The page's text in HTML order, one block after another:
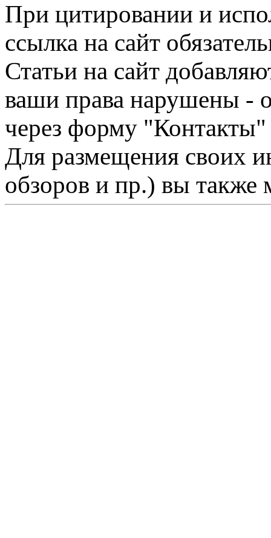
При цитировании и
ссылка на сайт
Статьи на сайт
ваши права нарушены -
через форму "Контакты"
Для размещения своих
обзоров и пр.) вы также